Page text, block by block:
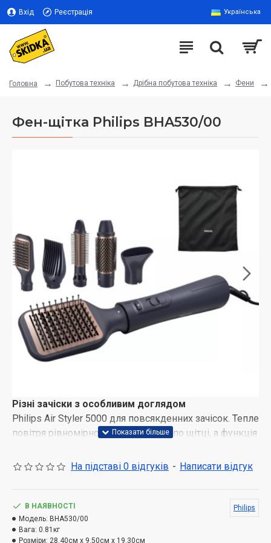
Вхід Реєстрація Українська
Головна Побутова техніка Дрібна побутова техніка Фени
Фен-щітка Philips BHA530/00
Різні зачіски з особливим доглядом
Philips Air Styler 5000 для повсякденних зачісок. Тепле
повітря рівномірно розподіляється по щітці, а функція
Менше перегріву завдяки технології рівномірного
Технологія рівномірного розподілу тепла забезпечує
максимальний захист волосся від перегріву,
забезпечуючи здоровий вигляд і блиск.
На підставі 0 відгуків - Написати відгук
В НАЯВНОСТІ
Модель: BHA530/00
Вага: 0.81кг
Розміри: 28.40см x 9.50см x 19.30см
Philips